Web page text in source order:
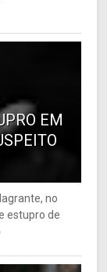
EM
no
estupro de